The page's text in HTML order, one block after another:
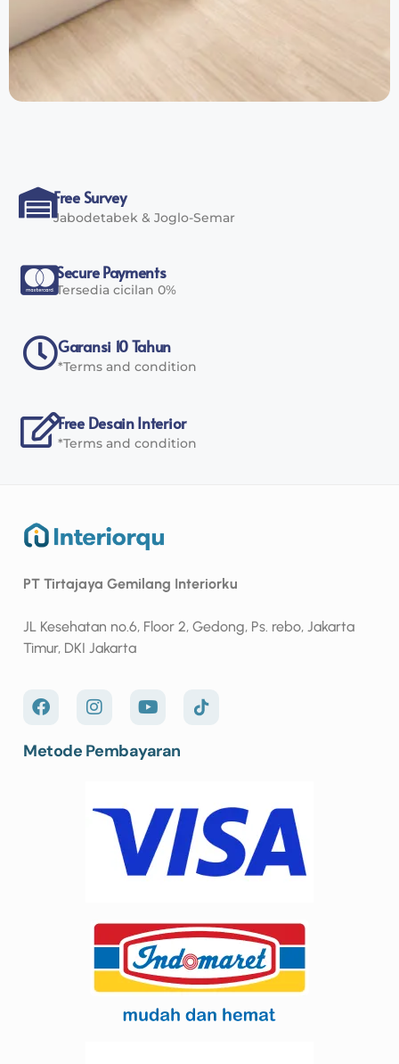
Free Survey
Jabodetabek & Joglo-Semar
Secure Payments
Tersedia cicilan 0%
Garansi 10 Tahun
*Terms and condition
Free Desain Interior
*Terms and condition
PT Tirtajaya Gemilang Interiorku
JL Kesehatan no.6, Floor 2, Gedong, Ps. rebo, Jakarta
Timur, DKI Jakarta
Metode Pembayaran